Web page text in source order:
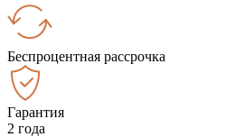
Беспроцентная рассрочка
Гарантия
2 года